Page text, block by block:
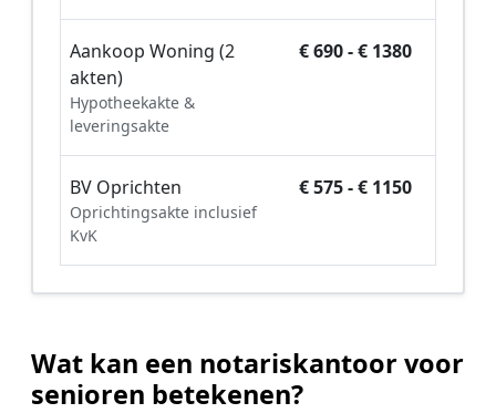
Aankoop Woning (2
akten)
Hypotheekakte &
leveringsakte
€ 690 - € 1380
BV Oprichten
Oprichtingsakte inclusief
KvK
€ 575 - € 1150
Wat kan een notariskantoor voor
senioren betekenen?